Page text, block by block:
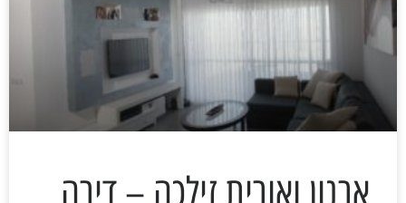
ארנון ואורית זילכה – דירה